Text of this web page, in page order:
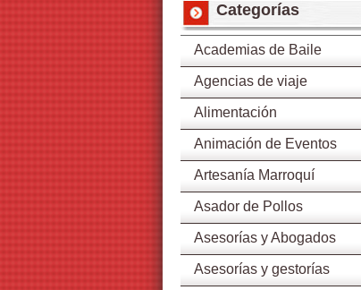
Categorías
Academias de Baile
Agencias de viaje
Alimentación
Animación de Eventos
Artesanía Marroquí
Asador de Pollos
Asesorías y Abogados
Asesorías y gestorías